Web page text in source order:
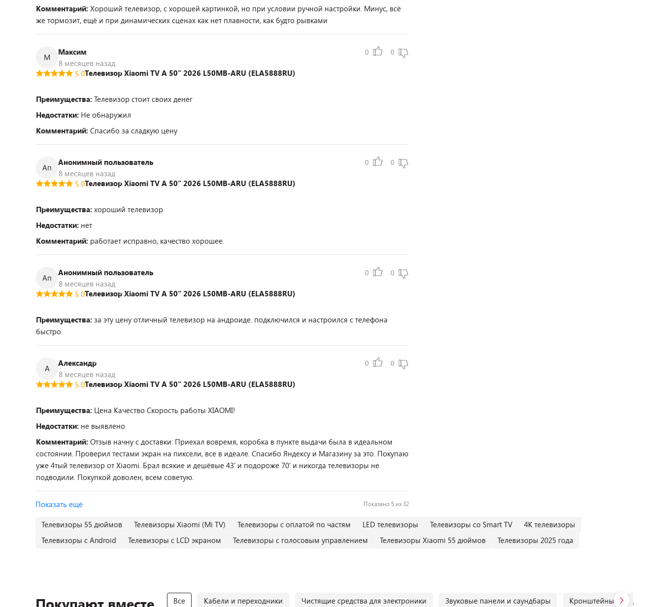
Комментарий: Хороший телевизор, с хорошей картинкой, но при условии ручной настройки. Минус, всё
же тормозит, ещё и при динамических сценах как нет плавности, как будто рывками
М
Максим
8 месяцев назад
0 0
5.0Телевизор Xiaomi TV A 50" 2026 L50MB-ARU (ELA5888RU)
Преимущества: Телевизор стоит своих денег
Недостатки: Не обнаружил
Комментарий: Спасибо за сладкую цену
Ап
Анонимный пользователь
8 месяцев назад
0 0
5.0Телевизор Xiaomi TV A 50" 2026 L50MB-ARU (ELA5888RU)
Преимущества: хороший телевизор
Недостатки: нет
Комментарий: работает исправно, качество хорошее.
Ап
Анонимный пользователь
8 месяцев назад
0 0
5.0Телевизор Xiaomi TV A 50" 2026 L50MB-ARU (ELA5888RU)
Преимущества: за эту цену отличный телевизор на андроиде. подключился и настроился с телефона
быстро.
А
Александр
8 месяцев назад
0 0
5.0Телевизор Xiaomi TV A 50" 2026 L50MB-ARU (ELA5888RU)
Преимущества: Цена Качество Скорость работы XIAOMI!
Недостатки: не выявлено
Комментарий: Отзыв начну с доставки: Приехал вовремя, коробка в пункте выдачи была в идеальном
состоянии. Проверил тестами экран на пиксели, все в идеале. Спасибо Яндексу и Магазину за это. Покупаю
уже 4тый телевизор от Xiaomi. Брал всякие и дешёвые 43' и подороже 70' и никогда телевизоры не
подводили. Покупкой доволен, всем советую.
Показать ещё Показано 5 из 32
Телевизоры 55 дюймов Телевизоры Xiaomi (Mi TV) Телевизоры с оплатой по частям LED телевизоры Телевизоры со Smart TV
4К телевизоры
Телевизоры с Android
Телевизоры с LCD экраном Телевизоры с голосовым управлением Телевизоры Xiaomi 55 дюймов Телевизоры 2025 года
Все Кабели и переходники Чистящие средства для электроники Звуковые панели и саундбары Кронштейны